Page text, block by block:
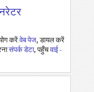
करेंवेब पेज, डायल करें
संपर्क डेटा, पहुँचवाई -